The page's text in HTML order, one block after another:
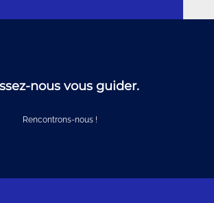
nous vous guider.
Rencontrons-nous !